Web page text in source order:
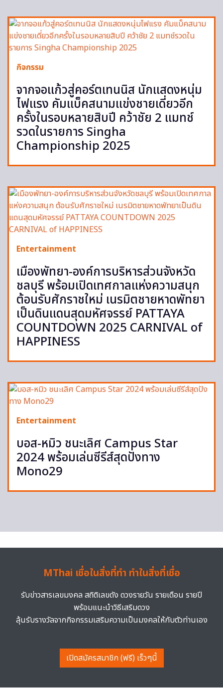
กิจกรรม
จากจอแก้วสู่คอร์ตเทนนิส นักแสดงหนุ่ม
ไฟแรง คัมแบ็คสนามแข่งชายเดี่ยวอีก
ครั้งในรอบหลายสิบปี คว้าชัย 2 แมทช์
รวดในรายการ Singha
Championship 2025
Entertainment
เมืองพัทยา-องค์การบริหารส่วนจังหวัด
ชลบุรี พร้อมเปิดเทศกาลแห่งความสนุก
ต้อนรับศักราชใหม่ เนรมิตชายหาดพัทยา
เป็นดินแดนสุดมหัศจรรย์ PATTAYA
COUNTDOWN 2025 CARNIVAL of
HAPPINESS
Entertainment
บอส-หมิว ชนะเลิศ Campus Star
2024 พร้อมเล่นซีรีส์สุดปังทาง
Mono29
MThai เชื่อในสิ่งที่ทำ ทำในสิ่งที่เชื่อ
รับข่าวสารเลขมงคล สถิติเลขดัง ดวงรายวัน รายเดือน รายปี
พร้อมแนะนำวิธีเสริมดวง
ลุ้นรับรางวัลจากกิจกรรมเสริมความเป็นมงคลให้กับตัวท่านเอง
เปิดสมัครสมาชิก (ฟรี) เร็วๆนี้